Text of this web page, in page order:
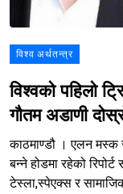
विश्व अर्थतन्त्र
विश्वको पहिलो
गौतम अडाणी
काठमाण्डौ । एलन मस्क
बन्ने होडमा रहेको
टेस्ला,स्पेएक्स र